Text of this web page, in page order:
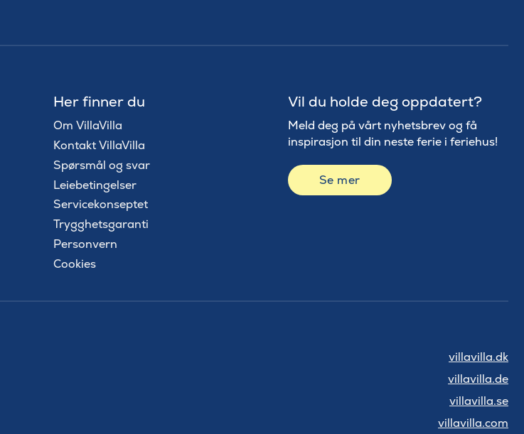
Her finner du
Om VillaVilla
Kontakt VillaVilla
Spørsmål og svar
Leiebetingelser
Servicekonseptet
Trygghetsgaranti
Personvern
Cookies
Vil du holde deg oppdatert?
Meld deg på vårt nyhetsbrev og få
inspirasjon til din neste ferie i feriehus!
Se mer
villavilla.dk
villavilla.de
villavilla.se
villavilla.com